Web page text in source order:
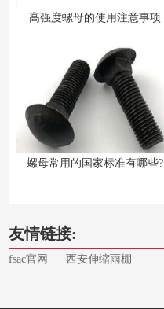
高强度螺母的使用注意事项
螺母常用的国家标准有哪些?
友情链接:
fsac官网 西安伸缩雨棚